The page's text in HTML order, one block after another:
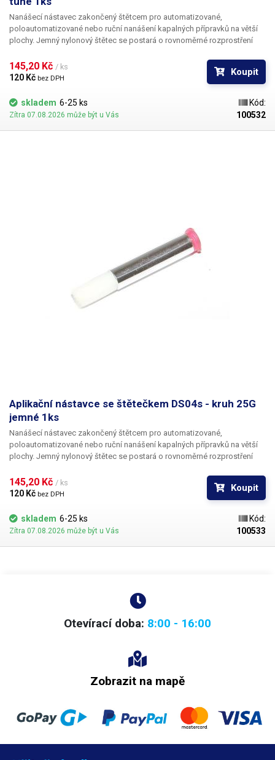
Nanášecí nástavec zakončený štětcem pro automatizované,
poloautomatizované nebo ruční nanášení kapalných přípravků na větší
plochy. Jemný nylonový štětec se postará o rovnoměrné rozprostření
Nabízíme nástavce se dvěma tuhostmi štětce; pro hrubší povrchy a
hustší kapaliny je vhodnější štětec s tužšími a silnějšími vlákny; proto
jsou všechny dispenzní nástavce vyrobeny ve dvou provedeních
145,20 Kč / ks
120 Kč bez DPH
Koupit
skladem 6-25 ks
Zítra 07.08.2026 může být u Vás
Kód:
100532
Aplikační nástavce se štětečkem DS04s - kruh 25G
jemné 1ks
Nanášecí nástavec zakončený štětcem pro automatizované,
poloautomatizované nebo ruční nanášení kapalných přípravků na větší
plochy. Jemný nylonový štětec se postará o rovnoměrné rozprostření
Nabízíme nástavce se dvěma tuhostmi štětce; pro hrubší povrchy a
hustší kapaliny je vhodnější štětec s tužšími a silnějšími vlákny; proto
jsou všechny dispenzní nástavce vyrobeny ve dvou provedeních
145,20 Kč / ks
120 Kč bez DPH
Koupit
skladem 6-25 ks
Zítra 07.08.2026 může být u Vás
Kód:
100533
Otevírací doba: 8:00 - 16:00
Zobrazit na mapě